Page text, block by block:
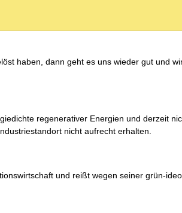
haben, dann geht es uns wieder gut und
regenerativer Energien und derzeit
nicht aufrecht erhalten.
und reißt wegen seiner grün-